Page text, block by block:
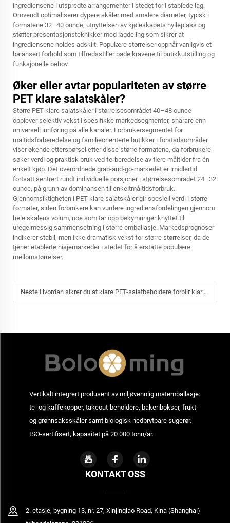
ingrediensene i utspredte arrangementer i stedet for i stablede lag.
Omvendt optimaliserer dypere skåler med smalere diameter, typisk i
formatene 32–40 ounce, utnyttelsen av kjøleskapets hylleplass og
støtter presentasjonsteknikker med lagdeling som sikrer at
ingrediensene holdes adskilt. Populære størrelser oppnår vanligvis et
balansert forhold som tilfredsstiller både kravene til butikkutstilling og
funksjonelle behov.
Øker eller avtar populariteten av større
PET klare salatskåler?
Større PET-klare salatskåler i størrelsesområdet 40–48 ounce
opplever selektiv vekst i spesifikke markedsegmenter, snarare enn
universell innføring på alle kanaler. Forbrukersegmentet for
måltidsforberedelse og familieorienterte butikker i forstadsområder
viser økende etterspørsel etter disse større formatene, da forbrukere
søker verdi og praktisk bruk ved forberedelse av flere måltider fra én
enkelt kjøp. Det overordnede grab-and-go-markedet er imidlertid
fortsatt sentrert rundt individuelle porsjoner i størrelsesområdet 24–32
ounce, på grunn av dominansen til enkeltmåltidsforbruk.
Gjennomsiktigheten i PET-klare salatskåler gir spesiell verdi i større
formater, siden forbrukere kan vurdere ingrediensfordelingen gjennom
hele skålens volum, noe som tar opp bekymringer knyttet til
uregelmessig sammensetning i større emballasje. Markedsprognoser
indikerer stabil, men ikke dramatisk vekst for større størrelser, da de
tjener etablerte nisjemarkeder i stedet for å erstatte populære
mellomstørrelser.
Neste:Hvordan sikrer du at klare PET-salatbeholdere forblir klare uten å bli sløret?
Vertikalt integrert produsent av miljøvennlig matemballasje:
te- og kaffekopper, takeout-beholdere, bakeribokser, frukt-
og grønnsaksskåler samt biologisk nedbrytbare sugerør.
ISO-sertifisert, kapasitet på 20 000 tonn/år.
KONTAKT OSS
2. etasje, bygning 13, nr. 27, Xinjinqiao Road, Kina (Shanghai)